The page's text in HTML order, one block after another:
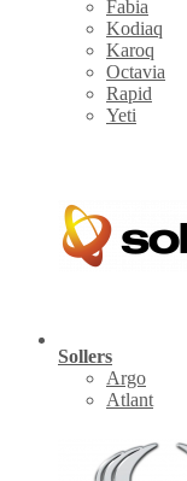
Fabia
Kodiaq
Karoq
Octavia
Rapid
Yeti
Sollers
Argo
Atlant